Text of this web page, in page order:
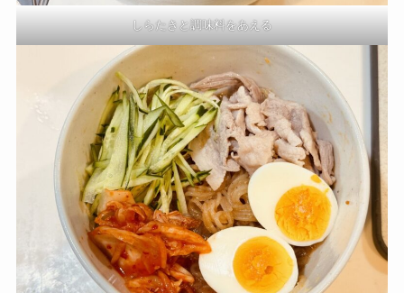
しらたきと調味料をあえる